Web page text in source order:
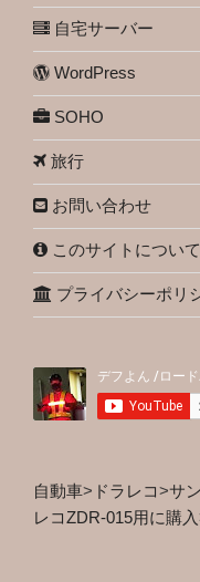
自宅サーバー
WordPress
SOHO
旅行
お問い合わせ
このサイトについて
プライバシーポリ
自動車> ドラレコ>サ
レコZDR-015用に購入